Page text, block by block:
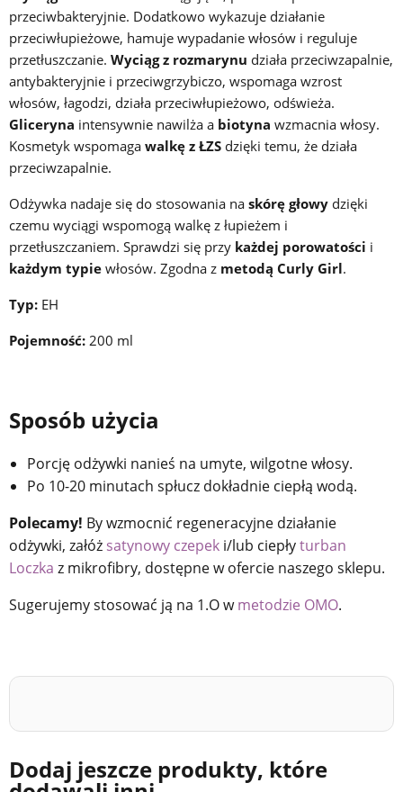
przeciwbakteryjnie. Dodatkowo wykazuje działanie
przeciwłupieżowe, hamuje wypadanie włosów i reguluje
przetłuszczanie. Wyciąg z rozmarynu działa przeciwzapalnie,
antybakteryjnie i przeciwgrzybiczo, wspomaga wzrost
włosów, łagodzi, działa przeciwłupieżowo, odświeża.
Gliceryna intensywnie nawilża a biotyna wzmacnia włosy.
Kosmetyk wspomaga walkę z ŁZS dzięki temu, że działa
przeciwzapalnie.
Odżywka nadaje się do stosowania na skórę głowy dzięki
czemu wyciągi wspomogą walkę z łupieżem i
przetłuszczaniem. Sprawdzi się przy każdej porowatości i
każdym typie włosów. Zgodna z metodą Curly Girl.
Typ: EH
Pojemność: 200 ml
Sposób użycia
Porcję odżywki nanieś na umyte, wilgotne włosy.
Po 10-20 minutach spłucz dokładnie ciepłą wodą.
Polecamy! By wzmocnić regeneracyjne działanie
odżywki, załóż satynowy czepek i/lub ciepłyturban
Loczka z mikrofibry, dostępne w ofercie naszego sklepu.
Sugerujemy stosować ją na 1.O wmetodzie OMO.
Dodaj jeszcze produkty, które